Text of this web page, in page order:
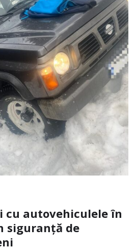
autovehiculele în
siguranță de